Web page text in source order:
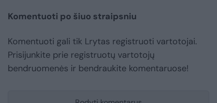
Komentuoti po šiuo straipsniu
Komentuoti gali tik Lrytas registruoti vartotojai.
Prisijunkite prie registruotų vartotojų
bendruomenės ir bendraukite komentaruose!